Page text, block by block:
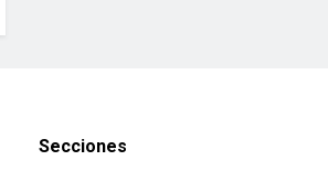
Secciones